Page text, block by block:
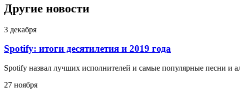
Другие новости
3 декабря
Spotify: итоги десятилетия и 2019 года
Spotify назвал лучших исполнителей и самые популярные песни и
27 ноября